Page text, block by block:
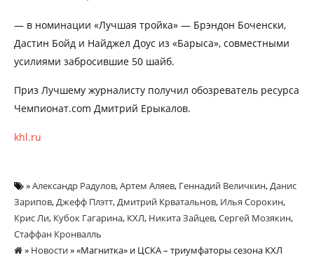
— в номинации «Лучшая тройка» — Брэндон Боченски,
Дастин Бойд и Найджел Доус из «Барыса», совместными
усилиями забросившие 50 шайб.
Приз Лучшему журналисту получил обозреватель ресурса
Чемпионат.com Дмитрий Ерыкалов.
khl.ru
»Александр Радулов,Артем Аляев, Геннадий Величкин,Данис
Зарипов,Джефф Плэтт,Дмитрий Крватальнов, Илья Сорокин,
Крис Ли, Кубок Гагарина, КХЛ, Никита Зайцев,Сергей Мозякин,
Стаффан Кронвалль
» Новости» «Магнитка» и ЦСКА – триумфаторы сезона КХЛ